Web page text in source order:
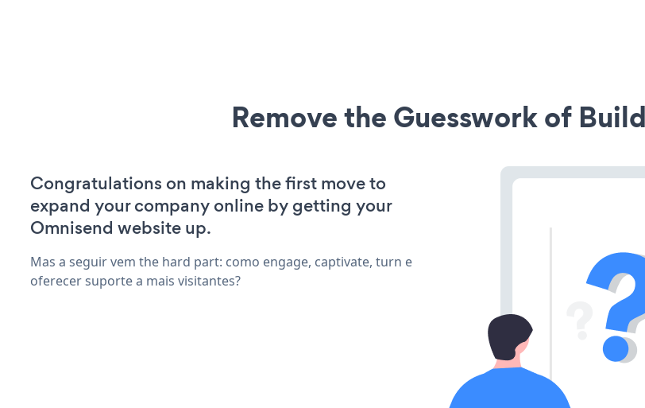
Remove the Guesswork of
Congratulations on making the first move to
expand your company online by getting your
Omnisend website up.
Mas a seguir vem the hard part: como engage, captivate, turn e
oferecer suporte a mais visitantes?